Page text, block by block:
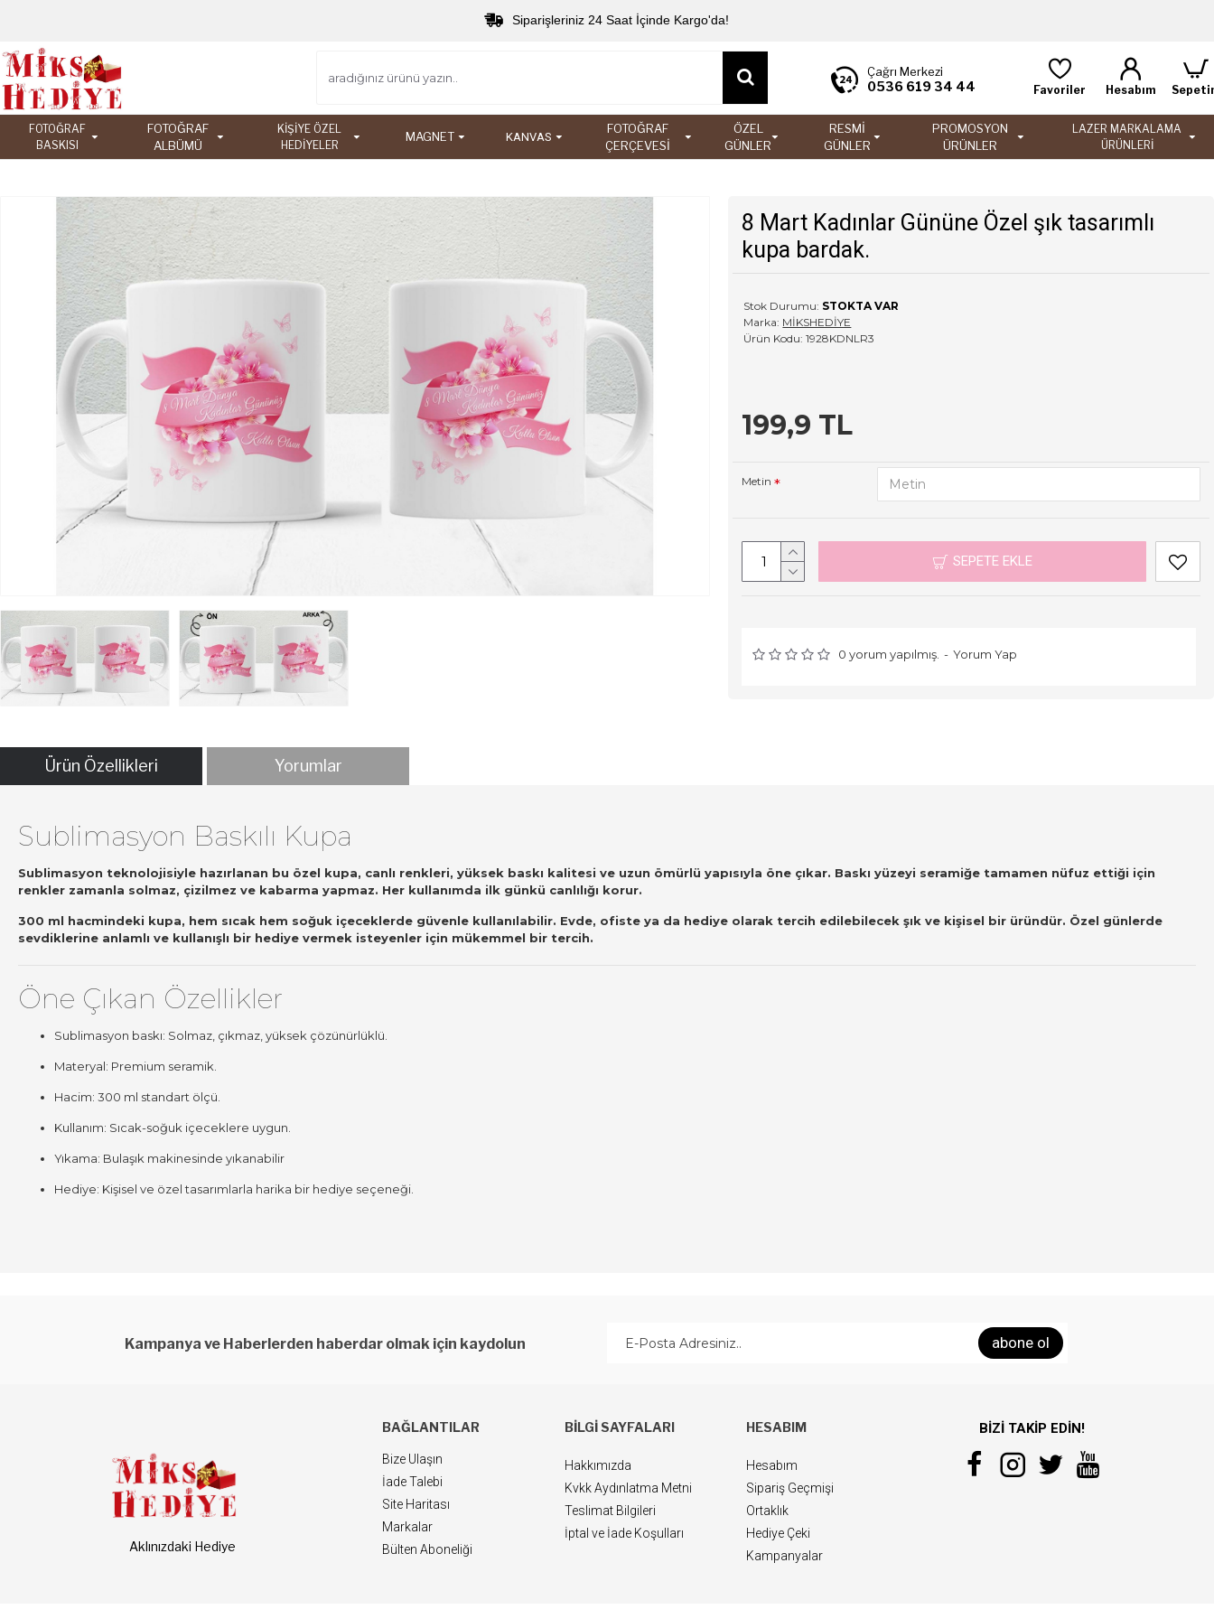
Siparişleriniz 24 Saat İçinde Kargo'da!
Çağrı Merkezi
0536 619 34 44 Favoriler Hesabım
FOTOĞRAF
BASKISI
FOTOĞRAF
ALBÜMÜ
KİŞİYE ÖZEL
HEDİYELER
MAGNET KANVAS
FOTOĞRAF
ÇERÇEVESİ
ÖZEL
GÜNLER
RESMİ
GÜNLER
PROMOSYON
ÜRÜNLER
LAZER MARKALAMA
ÜRÜNLERİ
8 Mart Kadınlar Gününe Özel şık tasarımlı
kupa bardak.
Stok Durumu: STOKTA VAR
Marka: MİKSHEDİYE
Ürün Kodu: 1928KDNLR3
0 yorum yapılmış. - Yorum Yap
199,9 TL
Metin
SEPETE EKLE
Ürün Özellikleri Yorumlar
Sublimasyon Baskılı Kupa
Sublimasyon teknolojisiyle hazırlanan bu özel kupa, canlı renkleri, yüksek baskı kalitesi ve uzun ömürlü yapısıyla öne çıkar. Baskı yüzeyi seramiğe tamamen nüfuz ettiği için
renkler zamanla solmaz, çizilmez ve kabarma yapmaz. Her kullanımda ilk günkü canlılığı korur.
300 ml hacmindeki kupa, hem sıcak hem soğuk içeceklerde güvenle kullanılabilir. Evde, ofiste ya da hediye olarak tercih edilebilecek şık ve kişisel bir üründür. Özel günlerde
sevdiklerine anlamlı ve kullanışlı bir hediye vermek isteyenler için mükemmel bir tercih.
Öne Çıkan Özellikler
Sublimasyon baskı: Solmaz, çıkmaz, yüksek çözünürlüklü.
Materyal: Premium seramik.
Hacim: 300 ml standart ölçü.
Kullanım: Sıcak-soğuk içeceklere uygun.
Yıkama: Bulaşık makinesinde yıkanabilir
Hediye: Kişisel ve özel tasarımlarla harika bir hediye seçeneği.
Kampanya ve Haberlerden haberdar olmak için kaydolun abone ol
Aklınızdaki Hediye
BAĞLANTILAR
Bize Ulaşın
İade Talebi
Site Haritası
Markalar
Bülten Aboneliği
BILGI SAYFALARI
Hakkımızda
Kvkk Aydınlatma Metni
Teslimat Bilgileri
İptal ve İade Koşulları
HESABIM
Hesabım
Sipariş Geçmişi
Ortaklık
Hediye Çeki
Kampanyalar
BİZİ TAKİP EDİN!